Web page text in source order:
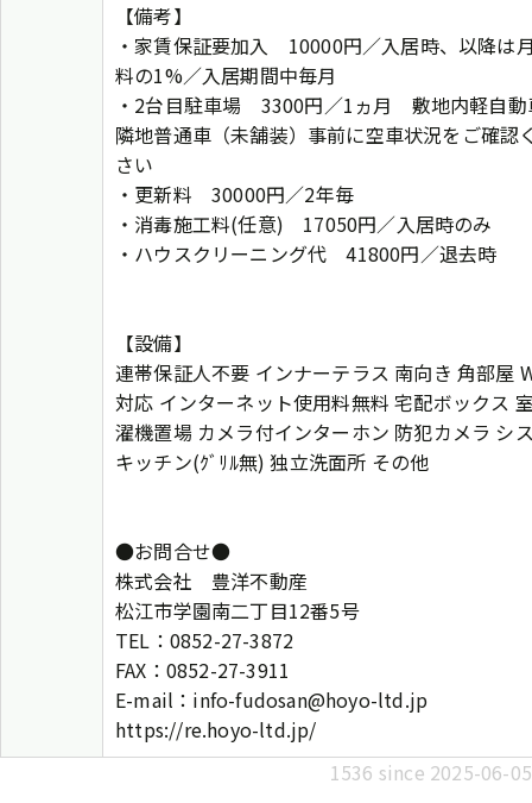
【備考】
・家賃保証要加入 10000円／入居時、以降は
料の1%／入居期間中毎月
・2台目駐車場 3300円／1ヵ月 敷地内軽自動
隣地普通車（未舗装）事前に空車状況をご確認
さい
・更新料 30000円／2年毎
・消毒施工料(任意) 17050円／入居時のみ
・ハウスクリーニング代 41800円／退去時
【設備】
連帯保証人不要 インナーテラス 南向き 角部屋
対応 インターネット使用料無料 宅配ボックス
濯機置場 カメラ付インターホン 防犯カメラ シ
キッチン(ｸﾞﾘﾙ無) 独立洗面所 その他
●お問合せ●
株式会社 豊洋不動産
松江市学園南二丁目12番5号
TEL：0852-27-3872
FAX：0852-27-3911
E-mail：info-fudosan@hoyo-ltd.jp
https://re.hoyo-ltd.jp/
1536 since 2025-06-05